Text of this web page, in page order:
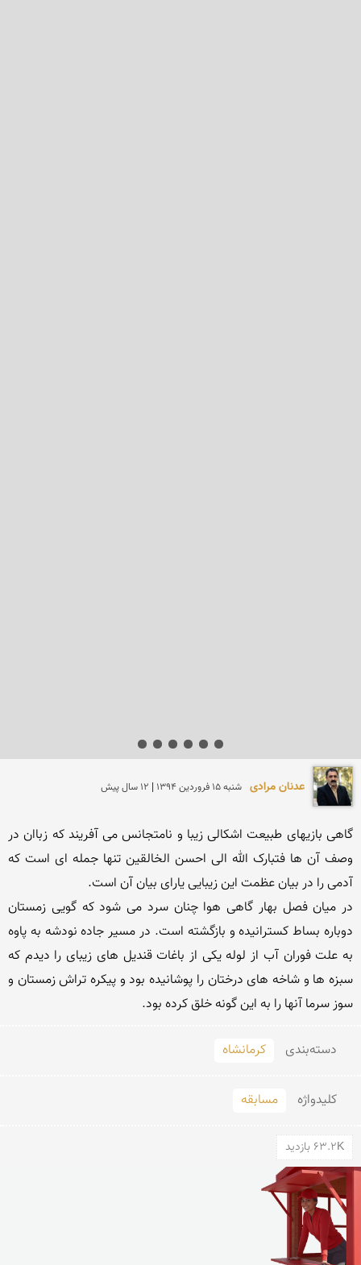
عدنان مرادی شنبه 15 فروردين 1394 | 12 سال پیش
سوز سرما آنها را به این گونه خلق کرده بود.
دسته‌بندی کرمانشاه
کلید‌واژه مسابقه
63.2K بازدید